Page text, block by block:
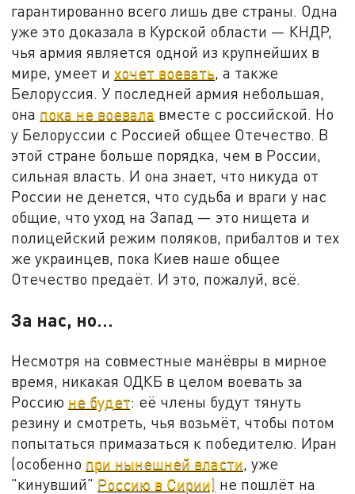
гарантированно всего лишь две страны. Одна
уже это доказала в Курской области — КНДР,
чья армия является одной из крупнейших в
мире, умеет и хочет воевать, а также
Белоруссия. У последней армия небольшая,
она пока не воевала вместе с российской. Но
у Белоруссии с Россией общее Отечество. В
этой стране больше порядка, чем в России,
сильная власть. И она знает, что никуда от
России не денется, что судьба и враги у нас
общие, что уход на Запад — это нищета и
полицейский режим поляков, прибалтов и тех
же украинцев, пока Киев наше общее
Отечество предаёт. И это, пожалуй, всё.
За нас, но…
Несмотря на совместные манёвры в мирное
время, никакая ОДКБ в целом воевать за
Россию не будет: её члены будут тянуть
резину и смотреть, чья возьмёт, чтобы потом
попытаться примазаться к победителю. Иран
(особенно при нынешней власти, уже
"кинувший" Россию в Сирии) не пошлёт на